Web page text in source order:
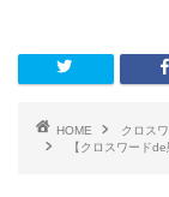
HOME クロス
【クロスワード